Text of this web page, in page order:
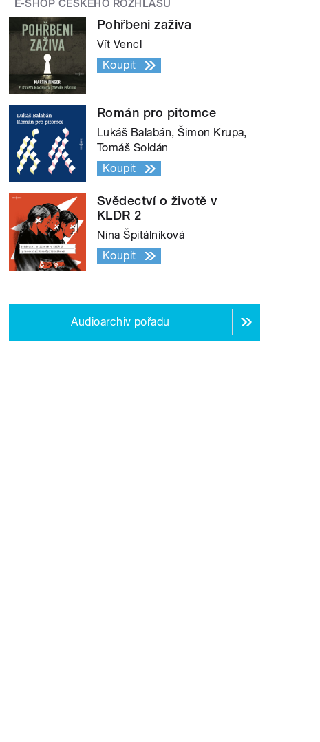
E-SHOP ČESKÉHO ROZHLASU
Pohřbeni zaživa
Vít Vencl
Koupit
Román pro pitomce
Lukáš Balabán, Šimon Krupa,
Tomáš Soldán
Koupit
Svědectví o životě v
KLDR 2
Nina Špitálníková
Koupit
Audioarchiv pořadu